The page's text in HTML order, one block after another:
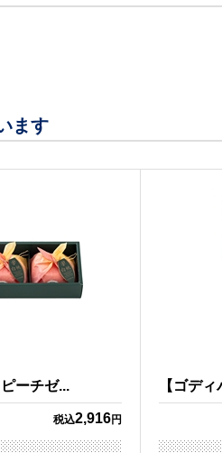
ます
ーチゼ...
税込2,916円
【ゴデ